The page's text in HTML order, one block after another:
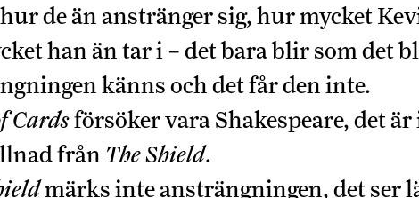
de än anstränger sig, hur mycket
han än tar i – det bara blir som det
känns och det får den inte.
Cardsförsöker vara Shakespeare, det är
från The Shield.
märks inte ansträngningen, det ser